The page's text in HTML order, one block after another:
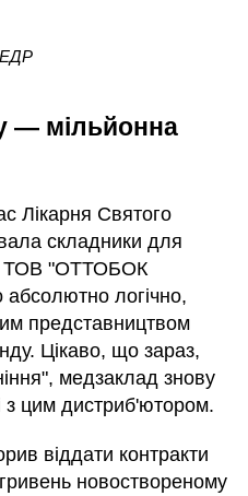
— мільйонна
Лікарня Святого
складники для
ТОВ "ОТТОБОК
логічно,
представництвом
Цікаво, що зараз,
медзаклад знову
з цим дистриб'ютором.
віддати контракти
новоствореному